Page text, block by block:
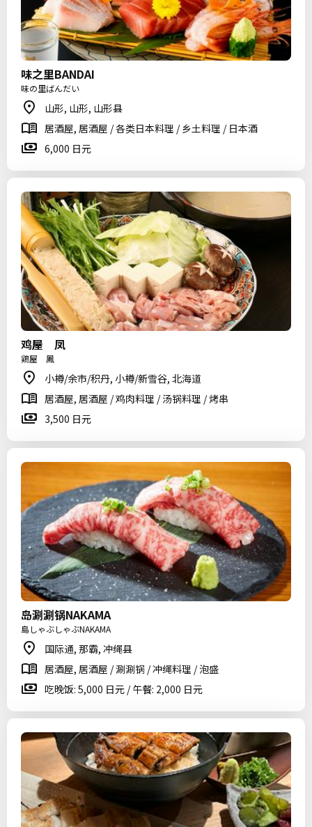
味之里BANDAI
味の里ばんだい
山形, 山形, 山形县
居酒屋, 居酒屋 / 各类日本料理 / 乡土料理 / 日本酒
6,000 日元
鸡屋 凤
鶏屋 鳳
小樽/余市/积丹, 小樽/新雪谷, 北海道
居酒屋, 居酒屋 / 鸡肉料理 / 汤锅料理 / 烤串
3,500 日元
岛涮涮锅NAKAMA
島しゃぶしゃぶNAKAMA
国际通, 那霸, 冲绳县
居酒屋, 居酒屋 / 涮涮锅 / 冲绳料理 / 泡盛
吃晚饭: 5,000 日元 / 午餐: 2,000 日元